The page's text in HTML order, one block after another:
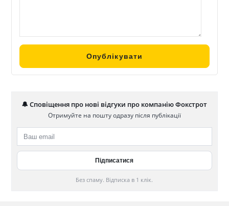
🔔 Сповіщення про нові відгуки про компанію Фокстрот
Отримуйте на пошту одразу після публікації
Без спаму. Відписка в 1 клік.